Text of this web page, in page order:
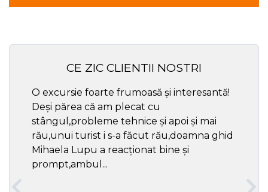
CE ZIC CLIENTII NOSTRI
O excursie foarte frumoasă și interesantă!
Deși părea că am plecat cu
stângul,probleme tehnice și apoi și mai
rău,unui turist i s-a făcut rău,doamna ghid
Mihaela Lupu a reacționat bine și
prompt,ambul...